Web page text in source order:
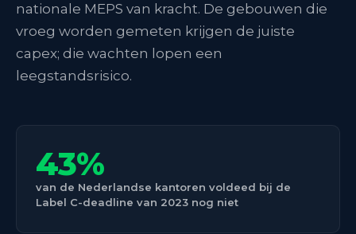
nationale MEPS van kracht. De gebouwen die
vroeg worden gemeten krijgen de juiste
capex; die wachten lopen een
leegstandsrisico.
43%
van de Nederlandse kantoren voldeed bij de
Label C-deadline van 2023 nog niet